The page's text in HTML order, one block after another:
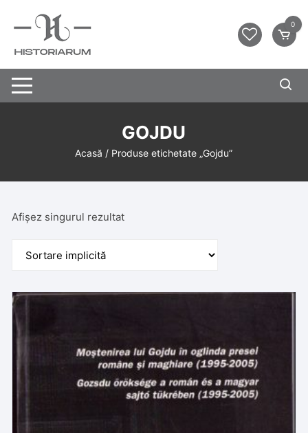
0
GOJDU
Acasă / Produse etichetate „Gojdu”
Afișez singurul rezultat